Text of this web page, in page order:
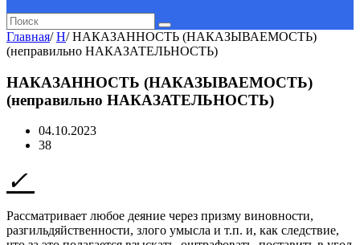
Главная/ Н/ НАКАЗАННОСТЬ (НАКАЗЫВАЕМОСТЬ)
(неправильно НАКАЗАТЕЛЬНОСТЬ)
НАКАЗАННОСТЬ (НАКАЗЫВАЕМОСТЬ)
(неправильно НАКАЗАТЕЛЬНОСТЬ)
04.10.2023
38
Рассматривает любое деяние через призму виновности,
разгильдяйственности, злого умысла и т.п. и, как следствие,